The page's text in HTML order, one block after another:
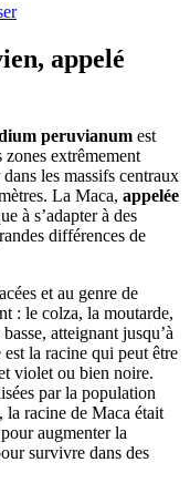
appelé
peruvianum est
extrêmement
les massifs centraux
La Maca, appelée
à s’adapter à des
différences de
et au genre de
: le colza, la moutarde,
atteignant jusqu’à
la racine qui peut être
violet ou bien noire.
par la population
la racine de Maca était
augmenter la
survivre dans des